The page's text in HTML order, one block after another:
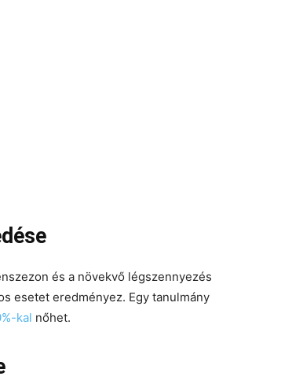
és a növekvő légszennyezés
esetet eredményez. Egy tanulmány
kal nőhet.